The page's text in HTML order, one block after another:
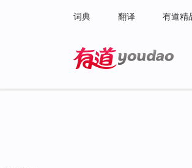
词典 翻译 有道精